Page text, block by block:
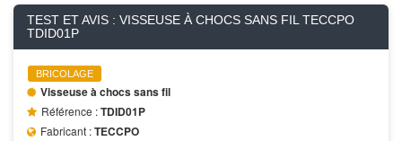
TEST ET AVIS : VISSEUSE À CHOCS SANS FIL TECCPO
TDID01P
BRICOLAGE
Visseuse à chocs sans fil
Référence :TDID01P
Fabricant :TECCPO